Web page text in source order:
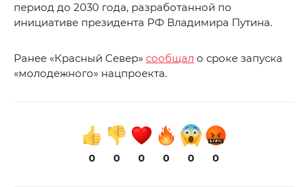
период до 2030 года, разработанной по
инициативе президента РФ Владимира Путина.
Ранее «Красный Север» сообщал о сроке запуска
«молодежного» нацпроекта.
0 0 0 0 0 0